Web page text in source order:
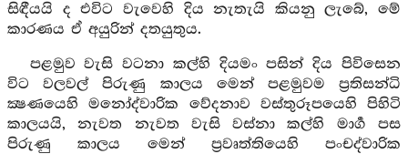
සිඳීයයි ද එවිට වැවෙහි දිය නැතැයි කියනු ලැබේ, මේ
කාරණය ඒ අයුරින් දතයුතුය.
පළමුව වැසි වටනා කල්හි දියමං පසින් දිය පිවිසෙන
විට වලවල් පිරුණු කාලය මෙන් පළමුවම ප්‍රතිසන්ධි
ක්‍ෂණයෙහි මනෝද්වාරික වේදනාව වස්තුරූපයෙහි පිහිටි
කාලයයි, නැවත නැවත වැසි වස්නා කල්හි මාර්‍ග පස
පිරුණු කාලය මෙන් ප්‍රවෘත්තියෙහි පංචද්වාරික